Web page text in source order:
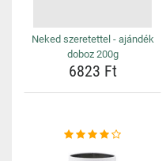
Neked szeretettel - ajándék
doboz 200g
6823 Ft